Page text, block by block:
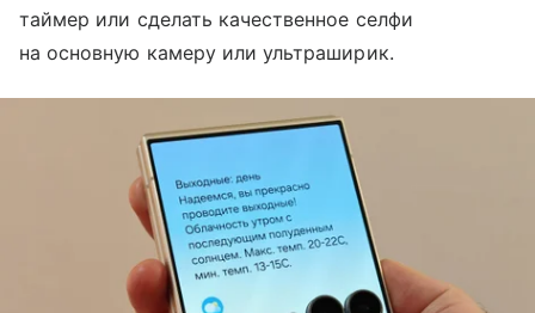
таймер или сделать качественное селфи
на основную камеру или ультраширик.